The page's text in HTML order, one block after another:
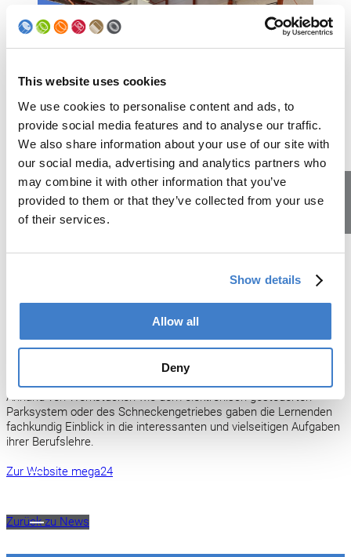
This website uses cookies
We use cookies to personalise content and ads, to
provide social media features and to analyse our traffic.
We also share information about your use of our site with
our social media, advertising and analytics partners who
may combine it with other information that you’ve
provided to them or that they’ve collected from your use
of their services.
Show details
Allow all
Deny
Gewerbeausstellung Mutschellen
Vom 11. bis 14. April 2024 haben wir an der
teilgenommen. Unsere Lernenden haben den
vielen Besuchern, darunter auch Eltern und
Jugendliche, die 6 Lehrberufe gleich selber
vorgestellt, welche die Soudronic Berufsbildung
Anhand von Werkstücken wie dem elektronisch gesteuerten
Parksystem oder des Schneckengetriebes gaben die Lernenden
fachkundig Einblick in die interessanten und vielseitigen Aufgaben
ihrer Berufslehre.
Zur Website mega24
Zurück zu News